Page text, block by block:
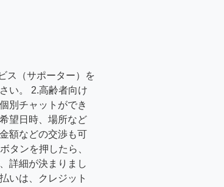
ス（サポーター）を
い。 2.高齢者向け
別チャットができ
望日時、場所など
額などの交渉も可
タンを押したら、
詳細が決まりまし
いは、クレジット